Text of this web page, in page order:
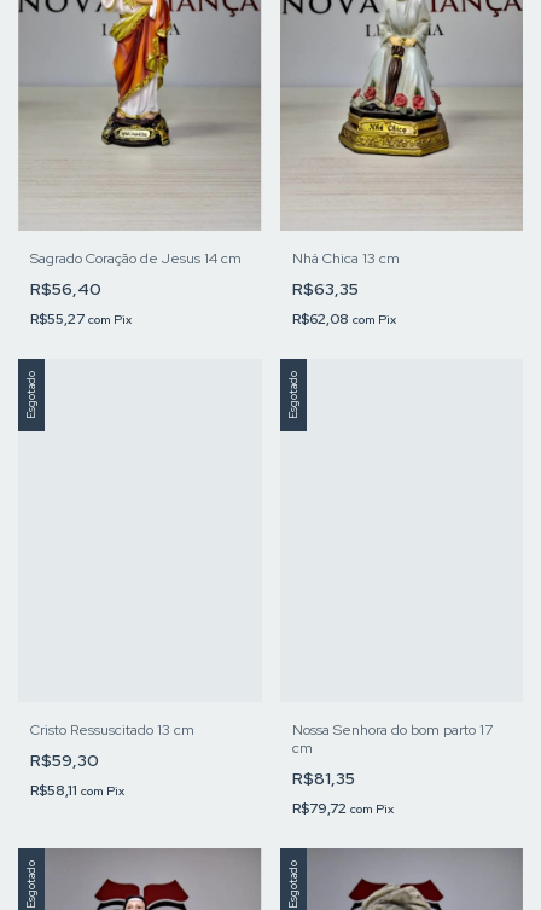
Sagrado Coração de Jesus 14 cm
R$56,40
R$55,27 com Pix
Nhá Chica 13 cm
R$63,35
R$62,08 com Pix
Esgotado
Cristo Ressuscitado 13 cm
R$59,30
R$58,11 com Pix
Esgotado
Nossa Senhora do bom parto 17
cm
R$81,35
R$79,72 com Pix
Esgotado Esgotado